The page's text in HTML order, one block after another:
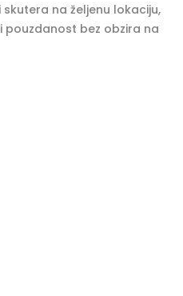
na željenu lokaciju,
pouzdanost bez obzira na